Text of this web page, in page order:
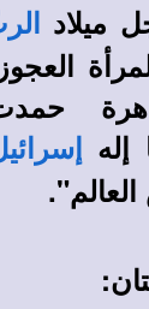
ميلاد